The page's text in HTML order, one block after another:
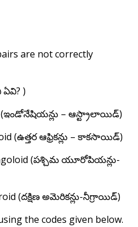
are not correctly
)
(ఇండోనేషియన్లు – ఆస్ట్రాలాయిడ్)
(ఉత్తర ఆఫ్రికన్లు – కాకసాయిడ్)
(పశ్చిమ యూరోపియన్లు-
(దక్షిణ అమెరికన్లు-నీగ్రాయిడ్)
the codes given below.